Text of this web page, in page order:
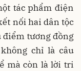
tác phẩm điện
nối hai dân tộc
điểm tương đồng
chỉ là câu
mà còn là lời tri